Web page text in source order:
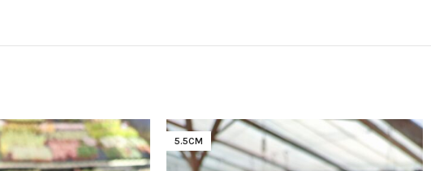
5.5CM